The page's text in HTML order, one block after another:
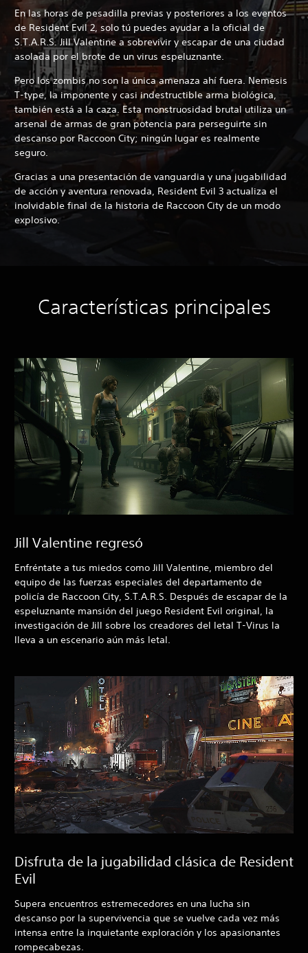
En las horas de pesadilla previas y posteriores a los eventos
de Resident Evil 2, solo tú puedes ayudar a la oficial de
S.T.A.R.S. Jill Valentine a sobrevivir y escapar de una ciudad
asolada por el brote de un virus espeluznante.
Pero los zombis no son la única amenaza ahí fuera. Nemesis
T-type, la imponente y casi indestructible arma biológica,
también está a la caza. Esta monstruosidad brutal utiliza un
arsenal de armas de gran potencia para perseguirte sin
descanso por Raccoon City; ningún lugar es realmente
seguro.
Gracias a una presentación de vanguardia y una jugabilidad
de acción y aventura renovada, Resident Evil 3 actualiza el
inolvidable final de la historia de Raccoon City de un modo
explosivo.
Características principales
Jill Valentine regresó
Enfréntate a tus miedos como Jill Valentine, miembro del
equipo de las fuerzas especiales del departamento de
policía de Raccoon City, S.T.A.R.S. Después de escapar de la
espeluznante mansión del juego Resident Evil original, la
investigación de Jill sobre los creadores del letal T-Virus la
lleva a un escenario aún más letal.
Disfruta de la jugabilidad clásica de Resident
Evil
Supera encuentros estremecedores en una lucha sin
descanso por la supervivencia que se vuelve cada vez más
intensa entre la inquietante exploración y los apasionantes
rompecabezas.